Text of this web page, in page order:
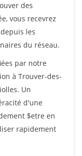
des
vous recevrez
les
du réseau.
par notre
à Trouver-des-
Un
d'une
$etre en
rapidement